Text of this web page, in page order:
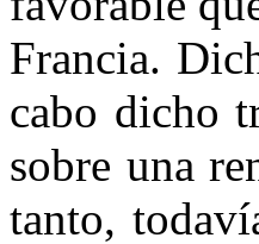
Francia.
cabo dicho
sobre una
tanto,